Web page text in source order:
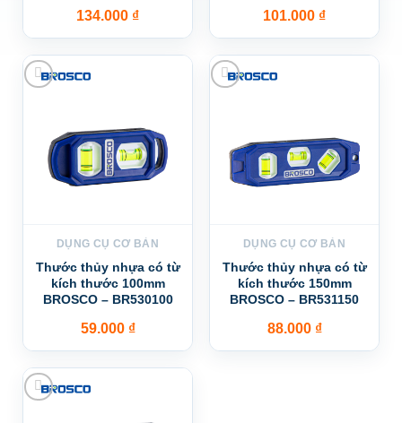
134.000 ₫ 101.000 ₫
DỤNG CỤ CƠ BẢN
Thước thủy nhựa có từ
kích thước 100mm
BROSCO – BR530100
59.000 ₫
DỤNG CỤ CƠ BẢN
Thước thủy nhựa có từ
kích thước 150mm
BROSCO – BR531150
88.000 ₫